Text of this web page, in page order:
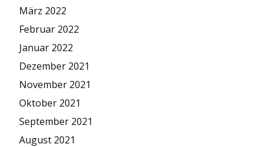
März 2022
Februar 2022
Januar 2022
Dezember 2021
November 2021
Oktober 2021
September 2021
August 2021